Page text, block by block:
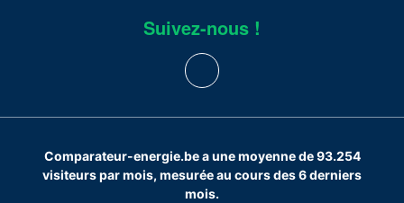
Suivez-nous !
Comparateur-energie.be a une moyenne de 93.254
visiteurs par mois, mesurée au cours des 6 derniers
mois.